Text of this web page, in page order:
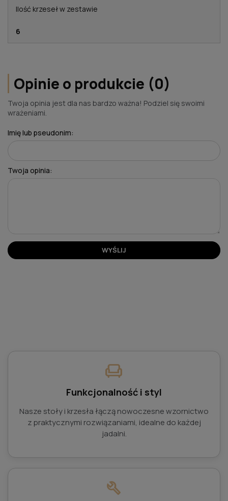
Ilość krzeseł w zestawie
6
Opinie o produkcie (0)
Twoja opinia jest dla nas bardzo ważna! Podziel się swoimi
wrażeniami.
Imię lub pseudonim:
Twoja opinia:
WYŚLIJ
chair
Funkcjonalność i styl
Nasze stoły i krzesła łączą nowoczesne wzornictwo
z praktycznymi rozwiązaniami, idealne do każdej
jadalni.
build